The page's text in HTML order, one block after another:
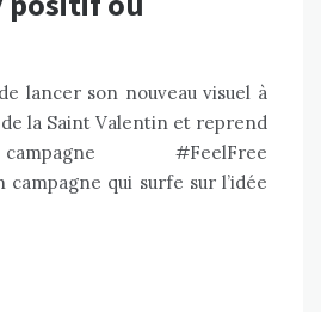
lancer son nouveau visuel à
de la Saint Valentin et reprend
#FeelFree
qui surfe sur l’idée